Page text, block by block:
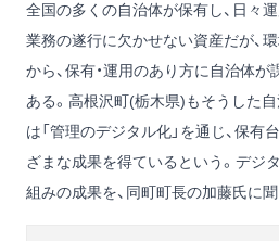
全国の多くの自治体が保有し、日々
業務の遂行に欠かせない資産だが、
から、保有・運用のあり方に自治体
ある。高根沢町(栃木県)もそうした
は「管理のデジタル化」を通じ、保有
ざまな成果を得ているという。デジ
組みの成果を、同町町長の加藤氏に聞